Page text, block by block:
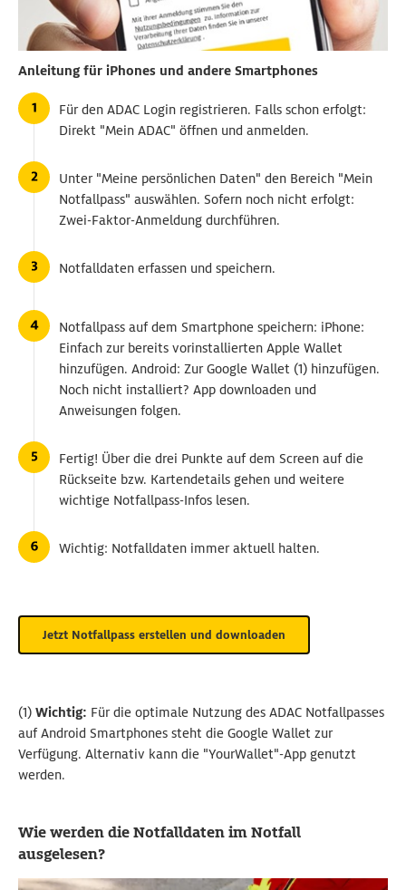
Anleitung für iPhones und andere Smartphones
Für den ADAC Login registrieren. Falls schon erfolgt:
Direkt "Mein ADAC" öffnen und anmelden.
Unter "Meine persönlichen Daten" den Bereich "Mein
Notfallpass" auswählen. Sofern noch nicht erfolgt:
Zwei-Faktor-Anmeldung durchführen.
Notfalldaten erfassen und speichern.
Notfallpass auf dem Smartphone speichern: iPhone:
Einfach zur bereits vorinstallierten Apple Wallet
hinzufügen. Android: Zur Google Wallet (1) hinzufügen.
Noch nicht installiert? App downloaden und
Anweisungen folgen.
Fertig! Über die drei Punkte auf dem Screen auf die
Rückseite bzw. Kartendetails gehen und weitere
wichtige Notfallpass-Infos lesen.
Wichtig: Notfalldaten immer aktuell halten.
Jetzt Notfallpass erstellen und downloaden
(1) Wichtig: Für die optimale Nutzung des ADAC Notfallpasses
auf Android Smartphones steht die Google Wallet zur
Verfügung. Alternativ kann die "YourWallet"-App genutzt
werden.
Wie werden die Notfalldaten im Notfall
ausgelesen?